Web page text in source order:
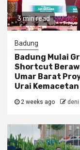
3 min read
Badung
Badung Mulai
Shortcut
Umar Barat
Urai
2 weeks ago